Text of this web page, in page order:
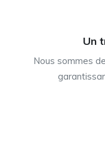
Un
Nous sommes de